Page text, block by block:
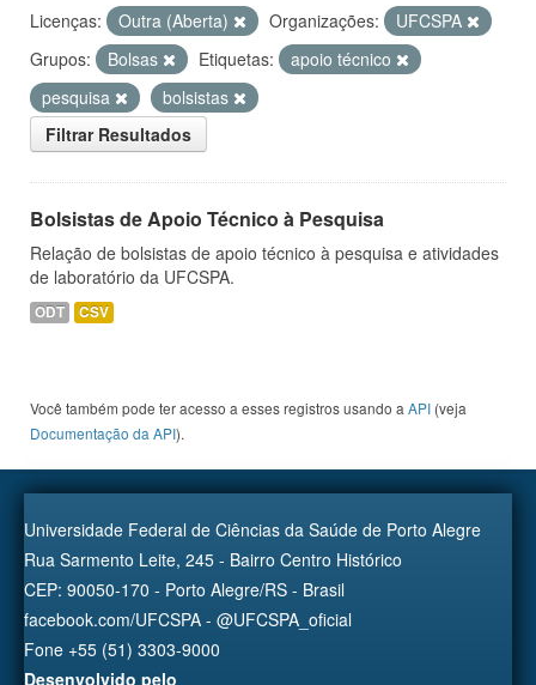
Licenças: Outra (Aberta) Organizações:
UFCSPA
Grupos:
Bolsas Etiquetas:
apoio técnico
pesquisa
bolsistas
Filtrar Resultados
Bolsistas de Apoio Técnico à Pesquisa
Relação de bolsistas de apoio técnico à pesquisa e atividades
de laboratório da UFCSPA.
ODT CSV
Você também pode ter acesso a esses registros usando a API (veja
Documentação da API).
Universidade Federal de Ciências da Saúde de Porto Alegre
Rua Sarmento Leite, 245 - Bairro Centro Histórico
CEP: 90050-170 - Porto Alegre/RS - Brasil
facebook.com/UFCSPA - @UFCSPA_oficial
Fone +55 (51) 3303-9000
Desenvolvido pelo